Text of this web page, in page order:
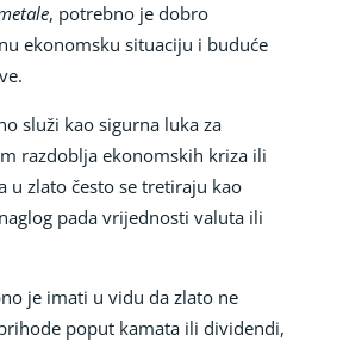
, potrebno je dobro
ekonomsku situaciju i buduće
služi kao sigurna luka za
razdoblja ekonomskih kriza ili
u zlato često se tretiraju kao
pada vrijednosti valuta ili
je imati u vidu da zlato ne
poput kamata ili dividendi,